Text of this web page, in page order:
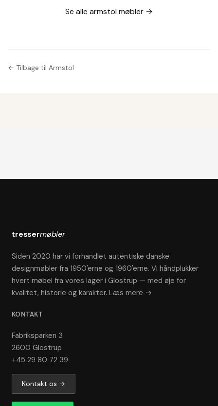
OD50 (2)Se alle armstol møbler →
← Tilbage til Armstol
tressermøbler
Siden 2020 har vi forhandlet autentiske danske
designmøbler fra 1950'erne og 1960'erne. Vi håndplukker
hvert møbel fra vores lager i Glostrup — med øje for
kvalitet, historie og karakter. Læs mere →
KONTAKT
Fabriksparken 3
2600 Glostrup
+45 29 80 72 39
Kontakt os →